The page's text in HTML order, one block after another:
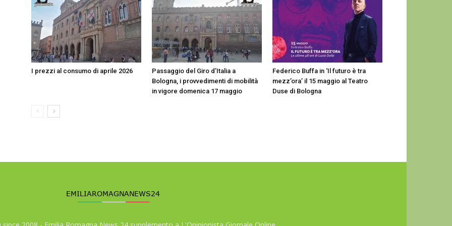
I prezzi al consumo di aprile 2026
Passaggio del Giro d’Italia a
Bologna, i provvedimenti di mobilità
in vigore domenica 17 maggio
Federico Buffa in ‘Il futuro è tra
mezz’ora’ il 15 maggio al Teatro
Duse di Bologna